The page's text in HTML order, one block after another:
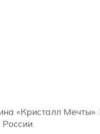
«Кристалл